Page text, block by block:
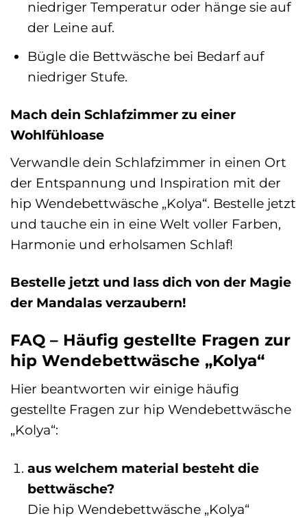
niedriger Temperatur oder hänge sie auf
der Leine auf.
Bügle die Bettwäsche bei Bedarf auf
niedriger Stufe.
Mach dein Schlafzimmer zu einer
Wohlfühloase
Verwandle dein Schlafzimmer in einen Ort
der Entspannung und Inspiration mit der
hip Wendebettwäsche „Kolya“. Bestelle jetzt
und tauche ein in eine Welt voller Farben,
Harmonie und erholsamen Schlaf!
Bestelle jetzt und lass dich von der Magie
der Mandalas verzaubern!
FAQ – Häufig gestellte Fragen zur
hip Wendebettwäsche „Kolya“
Hier beantworten wir einige häufig
gestellte Fragen zur hip Wendebettwäsche
„Kolya“:
aus welchem material besteht die
bettwäsche?
Die hip Wendebettwäsche „Kolya“